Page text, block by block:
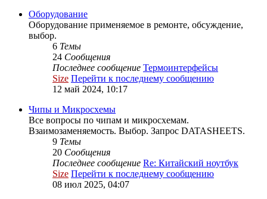
Оборудование
Оборудование применяемое в ремонте, обсуждение,
выбор.
6 Темы
24 Сообщения
Последнее сообщение Термоинтерфейсы
Size Перейти к последнему сообщению
12 май 2024, 10:17
Чипы и Микросхемы
Все вопросы по чипам и микросхемам.
Взаимозаменяемость. Выбор. Запрос DATASHEETS.
9 Темы
20 Сообщения
Последнее сообщение Re: Китайский ноутбук
Size Перейти к последнему сообщению
08 июл 2025, 04:07